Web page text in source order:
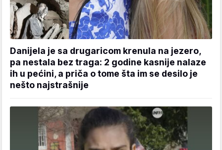
Danijela je sa drugaricom krenula na jezero,
pa nestala bez traga: 2 godine kasnije nalaze
ih u pećini, a priča o tome šta im se desilo je
nešto najstrašnije